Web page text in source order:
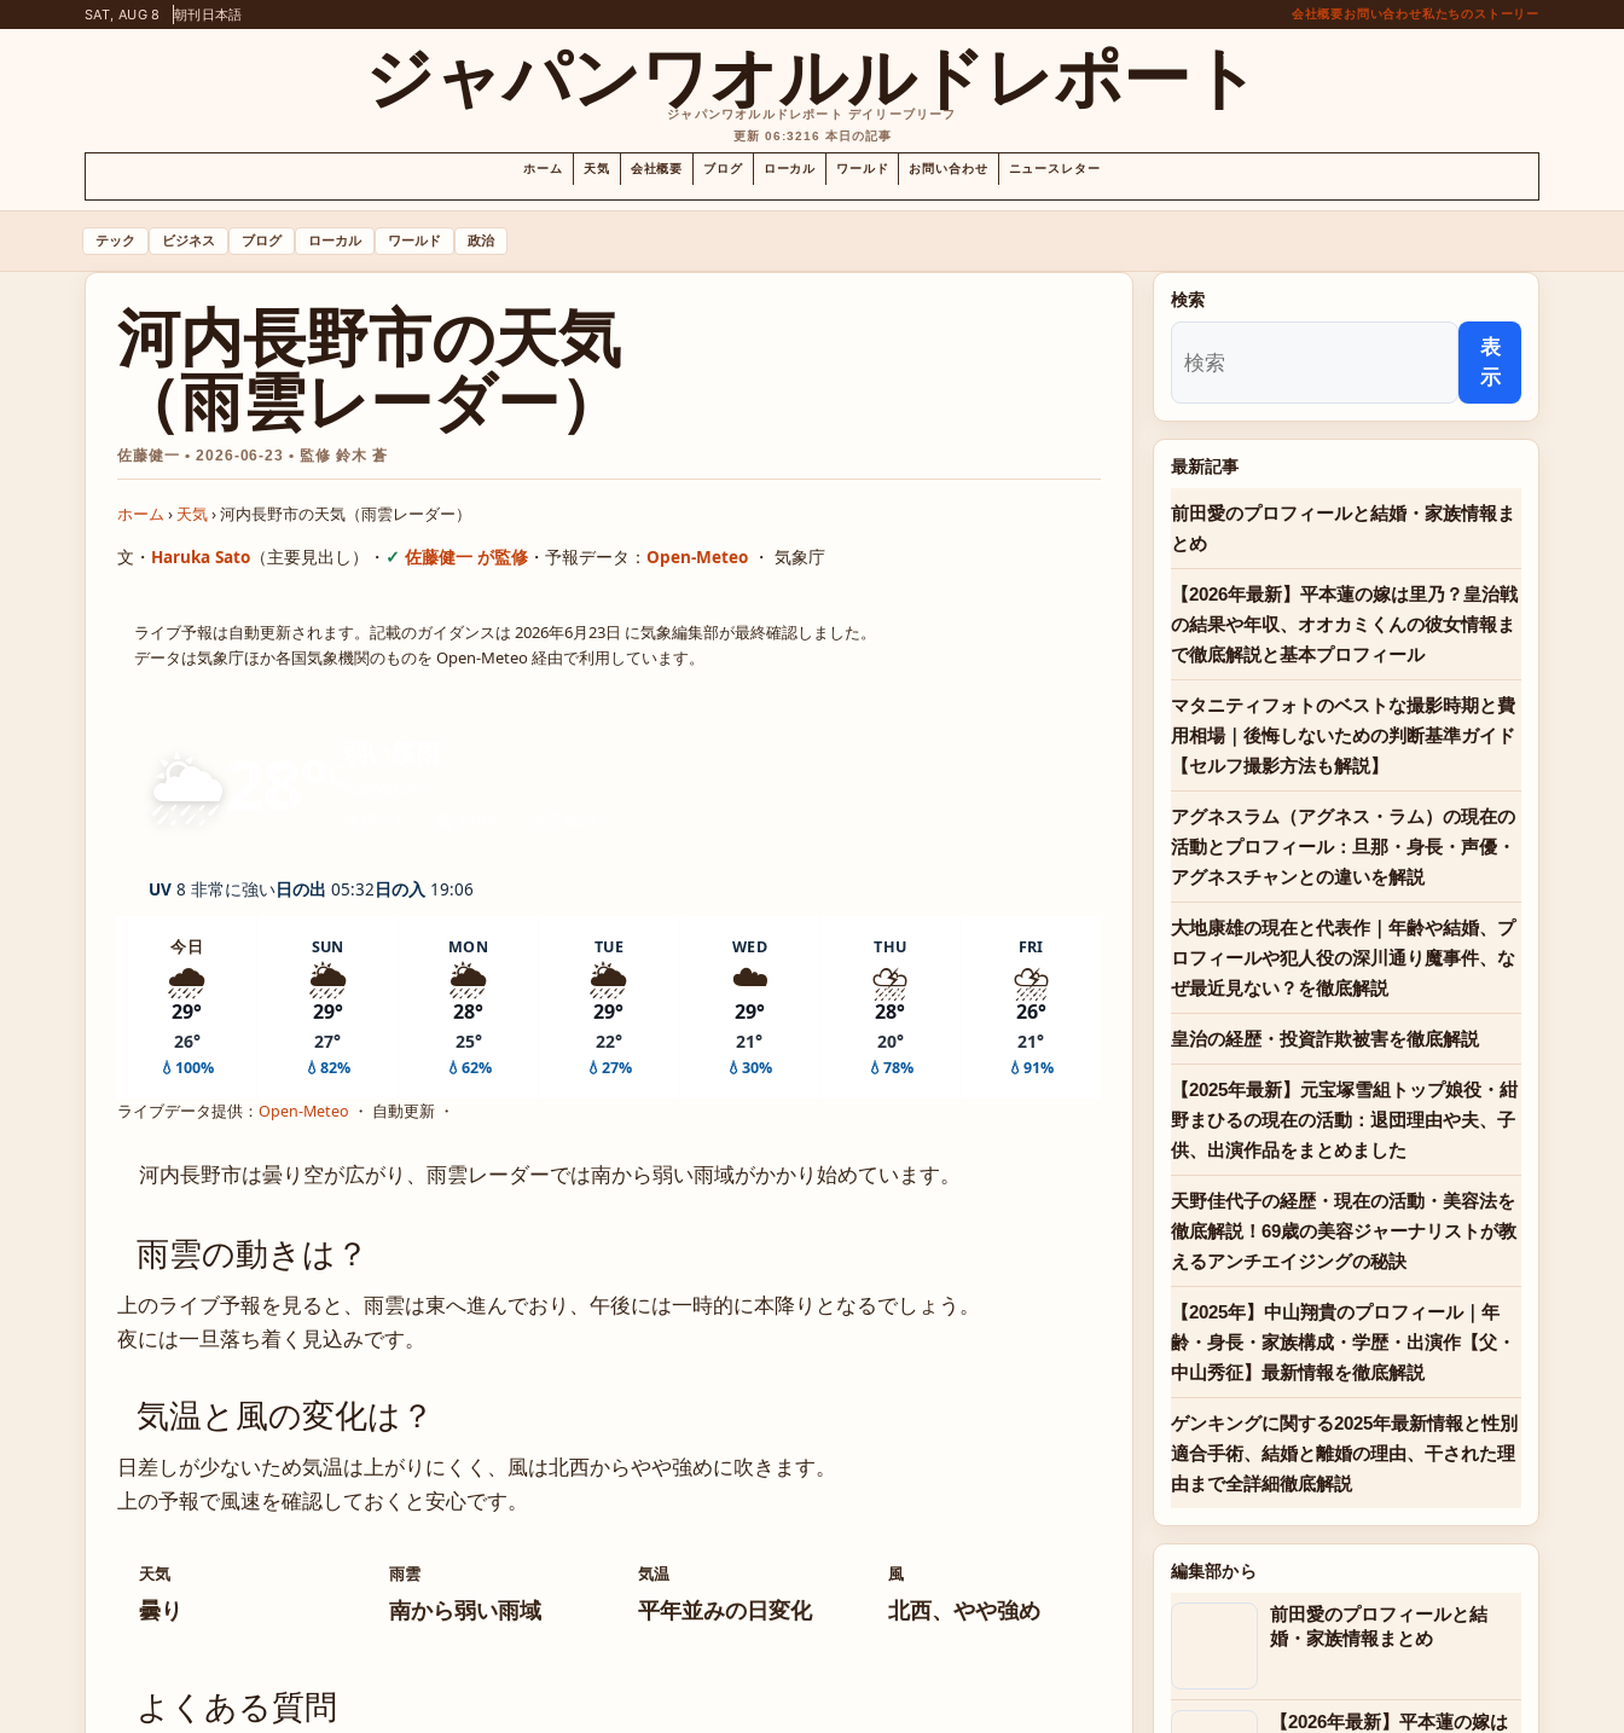
SAT, AUG 8 朝刊 日本語 会社概要お問い合わせ私たちのストーリー
ジャパンワオルルドレポート
ジャパンワオルルドレポート デイリーブリーフ
更新 06:3216 本日の記事
ホーム 天気 会社概要 ブログ ローカル ワールド お問い合わせ ニュースレター
テック ビジネス ブログ ローカル ワールド 政治
河内長野市の天気
（雨雲レーダー）
佐藤健一 • 2026-06-23 • 監修 鈴木 蒼
ホーム › 天気›河内長野市の天気（雨雲レーダー）
文・ Haruka Sato （主要見出し） ・ 佐藤健一 が監修 ・ 予報データ： Open-Meteo ・ 気象庁
ライブ予報は自動更新されます。記載のガイダンスは 2026年6月23日 に気象編集部が最終確認しました。
データは気象庁ほか各国気象機関のものを Open-Meteo 経由で利用しています。
🌦️
UV 8 非常に強い日の出 05:32日の入 19:06
今日
🌧️
29°
26°
💧100%
SUN
🌦️
29°
27°
💧82%
MON
🌦️
28°
25°
💧62%
TUE
🌦️
29°
22°
💧27%
WED
☁️
29°
21°
💧30%
THU
⛈️
28°
20°
💧78%
FRI
⛈️
26°
21°
💧91%
ライブデータ提供： Open-Meteo ・ 自動更新 ・
河内長野市は曇り空が広がり、雨雲レーダーでは南から弱い雨域がかかり始めています。
雨雲の動きは？
上のライブ予報を見ると、雨雲は東へ進んでおり、午後には一時的に本降りとなるでしょう。
夜には一旦落ち着く見込みです。
気温と風の変化は？
日差しが少ないため気温は上がりにくく、風は北西からやや強めに吹きます。
上の予報で風速を確認しておくと安心です。
天気
曇り
雨雲
南から弱い雨域
気温
平年並みの日変化
風
北西、やや強め
よくある質問
検索
表
示
最新記事
前田愛のプロフィールと結婚・家族情報ま
とめ
【2026年最新】平本蓮の嫁は里乃？皇治戦
の結果や年収、オオカミくんの彼女情報ま
で徹底解説と基本プロフィール
マタニティフォトのベストな撮影時期と費
用相場｜後悔しないための判断基準ガイド
【セルフ撮影方法も解説】
アグネスラム（アグネス・ラム）の現在の
活動とプロフィール：旦那・身長・声優・
アグネスチャンとの違いを解説
大地康雄の現在と代表作｜年齢や結婚、プ
ロフィールや犯人役の深川通り魔事件、な
ぜ最近見ない？を徹底解説
皇治の経歴・投資詐欺被害を徹底解説
【2025年最新】元宝塚雪組トップ娘役・紺
野まひるの現在の活動：退団理由や夫、子
供、出演作品をまとめました
天野佳代子の経歴・現在の活動・美容法を
徹底解説！69歳の美容ジャーナリストが教
えるアンチエイジングの秘訣
【2025年】中山翔貴のプロフィール｜年
齢・身長・家族構成・学歴・出演作【父・
中山秀征】最新情報を徹底解説
ゲンキングに関する2025年最新情報と性別
適合手術、結婚と離婚の理由、干された理
由まで全詳細徹底解説
編集部から
前田愛のプロフィールと結
婚・家族情報まとめ
【2026年最新】平本蓮の嫁は